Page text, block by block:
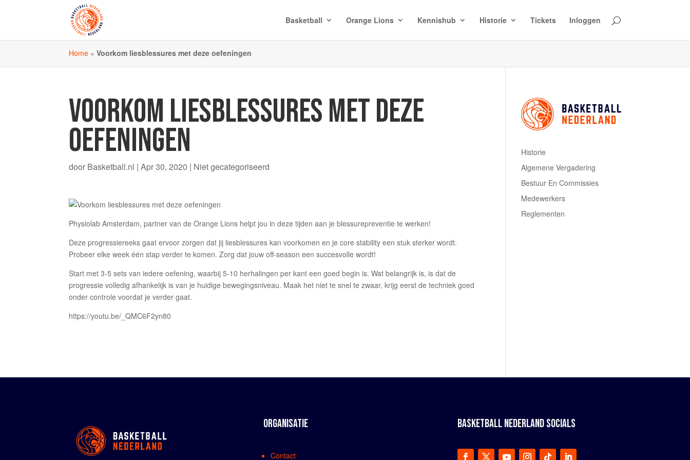
Basketball Orange Lions Kennishub Historie Tickets Inloggen
Home »Voorkom liesblessures met deze oefeningen
VOORKOM LIESBLESSURES MET DEZE
OEFENINGEN
door Basketball.nl |Apr 30, 2020 | Niet gecategoriseerd
Physiolab Amsterdam, partner van de Orange Lions helpt jou in deze tijden aan je blessurepreventie te werken!
Deze progressiereeks gaat ervoor zorgen dat jij liesblessures kan voorkomen en je core stability een stuk sterker wordt.
Probeer elke week één stap verder te komen. Zorg dat jouw off-season een succesvolle wordt!
Start met 3-5 sets van iedere oefening, waarbij 5-10 herhalingen per kant een goed begin is. Wat belangrijk is, is dat de
progressie volledig afhankelijk is van je huidige bewegingsniveau. Maak het niet te snel te zwaar, krijg eerst de techniek goed
onder controle voordat je verder gaat.
https://youtu.be/_QMC6F2yn80
Historie
Algemene Vergadering
Bestuur En Commissies
Medewerkers
Reglementen
ORGANISATIE
Contact
BASKETBALL NEDERLAND SOCIALS